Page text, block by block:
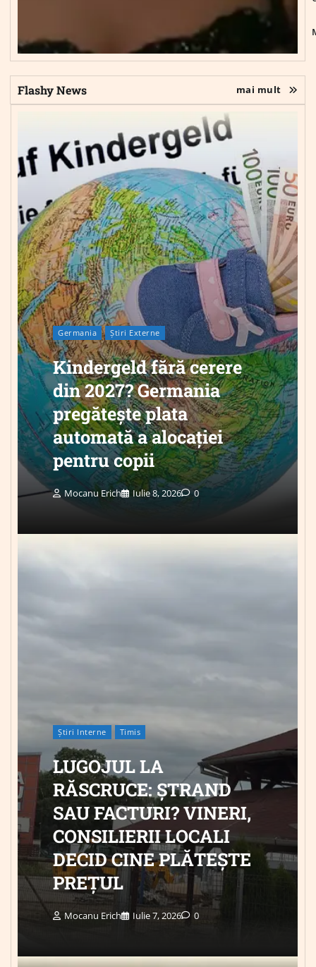
Flashy News mai mult
Germania Știri Externe
Kindergeld fără cerere
din 2027? Germania
pregătește plata
automată a alocației
pentru copii
Mocanu Erich Iulie 8, 2026 0
Știri Interne Timis
LUGOJUL LA
RĂSCRUCE: ȘTRAND
SAU FACTURI? VINERI,
CONSILIERII LOCALI
DECID CINE PLĂTEȘTE
PREȚUL
Mocanu Erich Iulie 7, 2026 0